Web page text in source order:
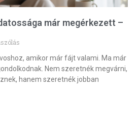
már megérkezett –
amikor már fájt valami. Ma már
Nem szeretnék megvárni,
hanem szeretnék jobban